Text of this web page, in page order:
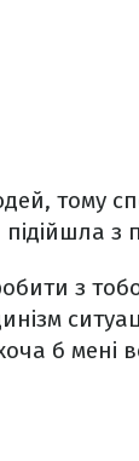
тому
підійшла
з
б мені